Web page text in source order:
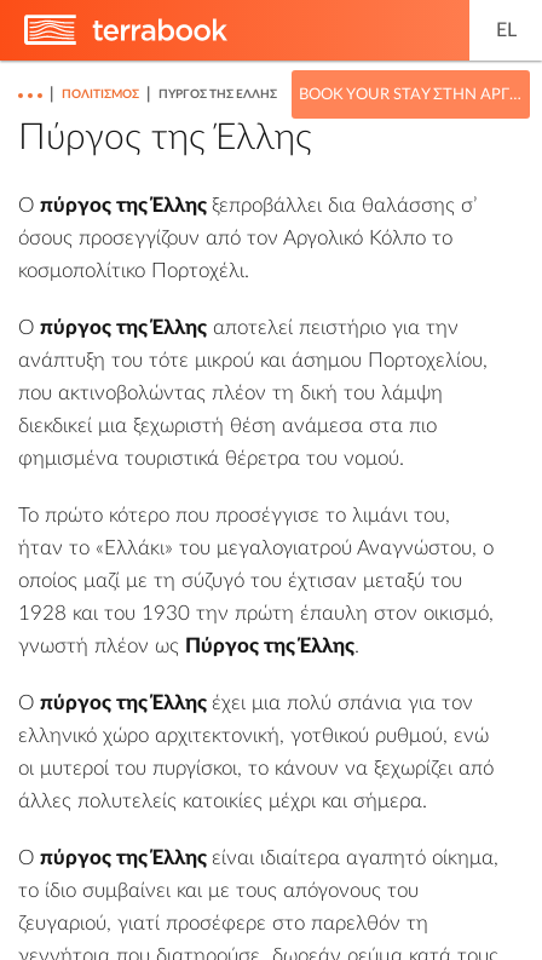
EL
BOOK YOUR STAY ΣΤΗΝ ΑΡΓΟΛΊΔΑ
ΠΟΛΙΤΙΣΜΌΣ ΠΎΡΓΟΣ ΤΗΣ ΈΛΛΗΣ
Πύργος της Έλλης
Ο πύργος της Έλλης ξεπροβάλλει δια θαλάσσης σ’
όσους προσεγγίζουν από τον Αργολικό Κόλπο το
κοσμοπολίτικο Πορτοχέλι.
Ο πύργος της Έλλης αποτελεί πειστήριο για την
ανάπτυξη του τότε μικρού και άσημου Πορτοχελίου,
που ακτινοβολώντας πλέον τη δική του λάμψη
διεκδικεί μια ξεχωριστή θέση ανάμεσα στα πιο
φημισμένα τουριστικά θέρετρα του νομού.
Το πρώτο κότερο που προσέγγισε το λιμάνι του,
ήταν το «Ελλάκι» του μεγαλογιατρού Αναγνώστου, ο
οποίος μαζί με τη σύζυγό του έχτισαν μεταξύ του
1928 και του 1930 την πρώτη έπαυλη στον οικισμό,
γνωστή πλέον ως Πύργος της Έλλης.
Ο πύργος της Έλλης έχει μια πολύ σπάνια για τον
ελληνικό χώρο αρχιτεκτονική, γοτθικού ρυθμού, ενώ
οι μυτεροί του πυργίσκοι, το κάνουν να ξεχωρίζει από
άλλες πολυτελείς κατοικίες μέχρι και σήμερα.
Ο πύργος της Έλλης είναι ιδιαίτερα αγαπητό οίκημα,
το ίδιο συμβαίνει και με τους απόγονους του
ζευγαριού, γιατί προσέφερε στο παρελθόν τη
γεννήτρια που διατηρούσε δωρεάν ρεύμα κατά τους